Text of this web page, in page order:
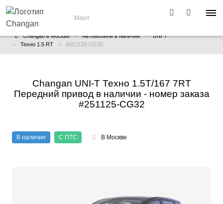
Major
Changan в Москве Автомобили в наличии
UNI T
Техно 1.5 RT
#251125-CG32
Changan UNI-T Техно 1.5T/167 7RT
Передний привод в наличии - номер заказа
#251125-CG32
В наличии С ПТС В Москве